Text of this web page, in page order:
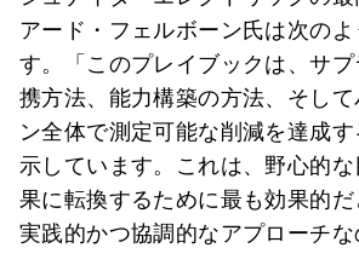
アード・フェルボーン氏は次のよ
す。「このプレイブックは、サ
携方法、能力構築の方法、そし
ン全体で測定可能な削減を達成
示しています。これは、野心的
果に転換するために最も効果的だ
実践的かつ協調的なアプローチな